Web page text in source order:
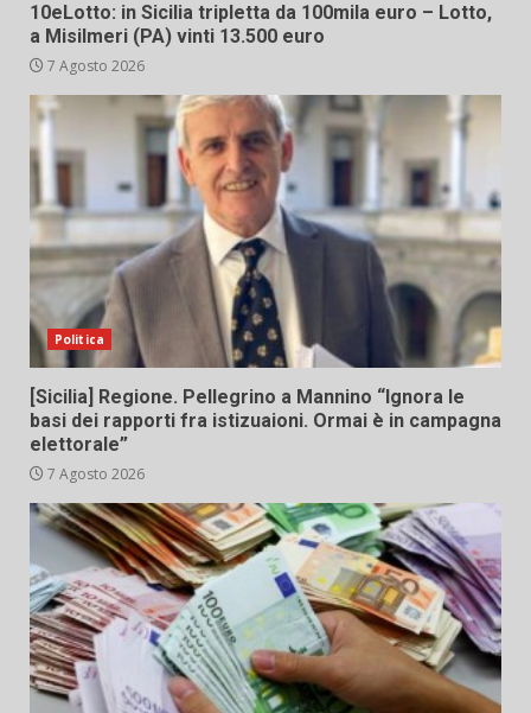
10eLotto: in Sicilia tripletta da 100mila euro – Lotto,
a Misilmeri (PA) vinti 13.500 euro
7 Agosto 2026
Politica
[Sicilia] Regione. Pellegrino a Mannino “Ignora le
basi dei rapporti fra istizuaioni. Ormai è in campagna
elettorale”
7 Agosto 2026